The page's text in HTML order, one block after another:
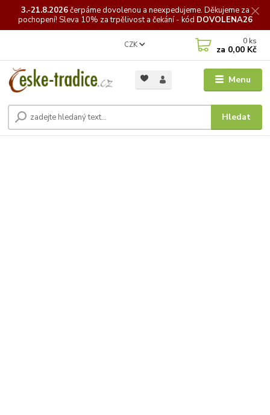
3.-21.8.2026čerpámedovolenou a neexpedujeme. Děkujeme za
pochopení! Sleva 10% za trpělivost a čekání - kód DOVOLENA26
Menu
CZK
Hledat
0 ks
za 0,00 Kč